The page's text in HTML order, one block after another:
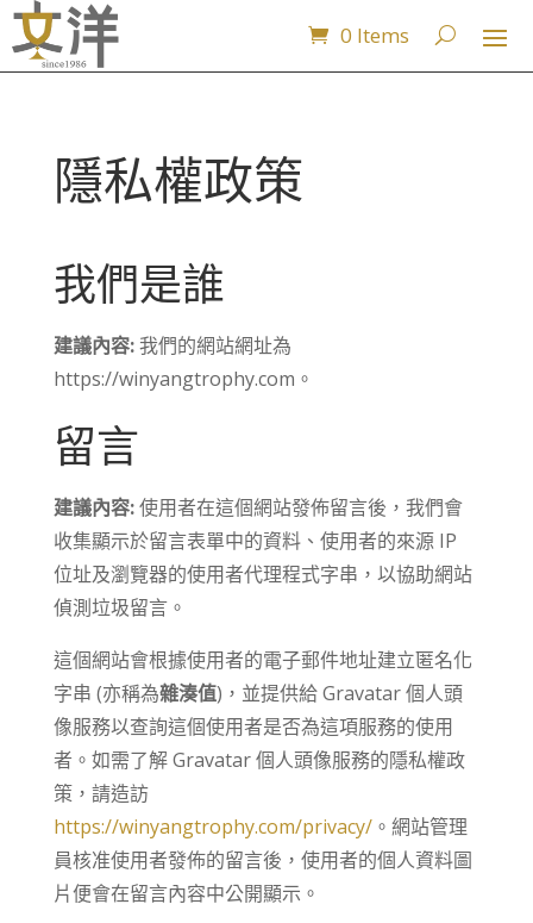
0 Items
隱私權政策
我們是誰
建議內容:我們的網站網址為
https://winyangtrophy.com。
留言
建議內容:使用者在這個網站發佈留言後，我們會
收集顯示於留言表單中的資料、使用者的來源 IP
位址及瀏覽器的使用者代理程式字串，以協助網站
偵測垃圾留言。
這個網站會根據使用者的電子郵件地址建立匿名化
字串 (亦稱為雜湊值)，並提供給 Gravatar 個人頭
像服務以查詢這個使用者是否為這項服務的使用
者。如需了解 Gravatar 個人頭像服務的隱私權政
策，請造訪
https://winyangtrophy.com/privacy/。網站管理
員核准使用者發佈的留言後，使用者的個人資料圖
片便會在留言內容中公開顯示。